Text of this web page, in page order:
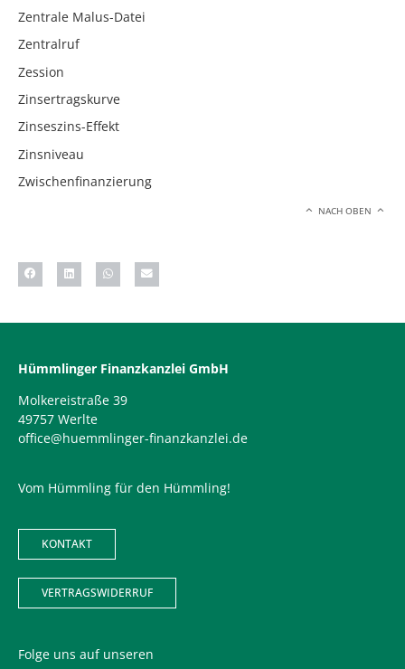
Zentrale Malus-Datei
Zentralruf
Zession
Zinsertragskurve
Zinseszins-Effekt
Zinsniveau
Zwischenfinanzierung
NACH OBEN
Hümmlinger Finanzkanzlei GmbH
Molkereistraße 39
49757 Werlte
office@huemmlinger-finanzkanzlei.de
Vom Hümmling für den Hümmling!
KONTAKT
VERTRAGSWIDERRUF
Folge uns auf unseren